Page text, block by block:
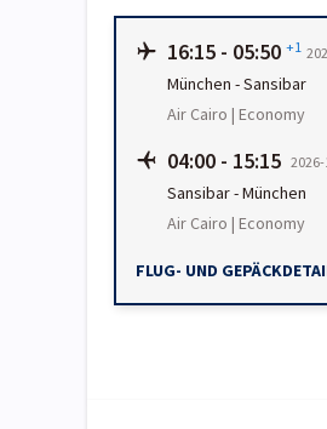
16:15 - 05:50 +1
München -Sansibar
Air Cairo | Economy
04:00 - 15:15
Sansibar-München
Air Cairo | Economy
FLUG- UND